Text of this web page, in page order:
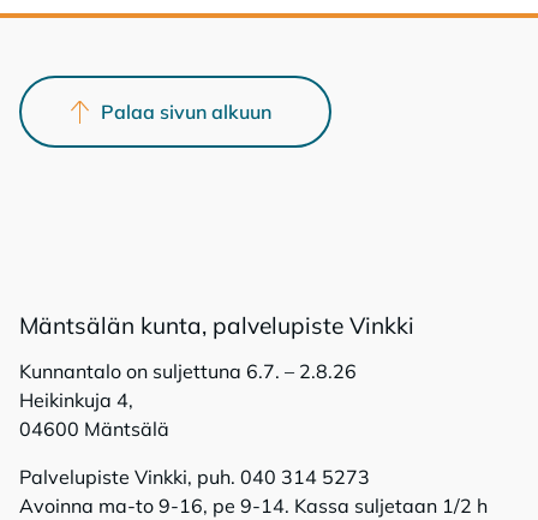
Mänt­sä­län kun­ta, pal­ve­lu­pis­te Vink­ki
Kunnantalo on suljettuna 6.7. – 2.8.26
Heikinkuja 4,
04600 Mäntsälä
Palvelupiste Vinkki, puh. 040 314 5273
Avoinna ma-to 9-16, pe 9-14. Kassa suljetaan 1/2 h
Palaa sivun alkuun